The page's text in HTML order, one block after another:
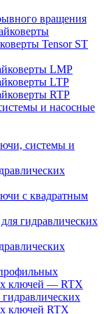
вращения
Tensor ST
LMP
LTP
RTP
и насосные
системы и
с квадратным
гидравлических
ключей — RTX
ключей RTX